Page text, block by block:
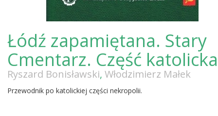
Łódź zapamiętana. Stary
Cmentarz. Część katolicka
Ryszard Bonisławski, Włodzimierz Małek
Przewodnik po katolickiej części nekropolii.